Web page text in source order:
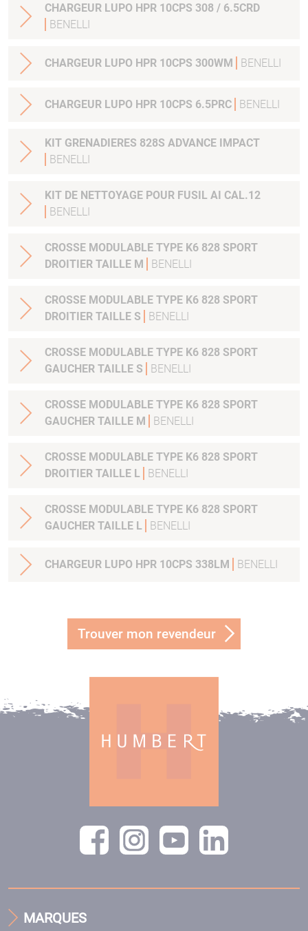
CHARGEUR LUPO HPR 10CPS 308 / 6.5CRD
BENELLI
CHARGEUR LUPO HPR 10CPS 300WM BENELLI
CHARGEUR LUPO HPR 10CPS 6.5PRC BENELLI
KIT GRENADIERES 828S ADVANCE IMPACT
BENELLI
KIT DE NETTOYAGE POUR FUSIL AI CAL.12
BENELLI
CROSSE MODULABLE TYPE K6 828 SPORT
DROITIER TAILLE M
BENELLI
CROSSE MODULABLE TYPE K6 828 SPORT
DROITIER TAILLE S
BENELLI
CROSSE MODULABLE TYPE K6 828 SPORT
GAUCHER TAILLE S
BENELLI
CROSSE MODULABLE TYPE K6 828 SPORT
GAUCHER TAILLE M
BENELLI
CROSSE MODULABLE TYPE K6 828 SPORT
DROITIER TAILLE L
BENELLI
CROSSE MODULABLE TYPE K6 828 SPORT
GAUCHER TAILLE L
BENELLI
CHARGEUR LUPO HPR 10CPS 338LM BENELLI
Trouver mon revendeur
MARQUES